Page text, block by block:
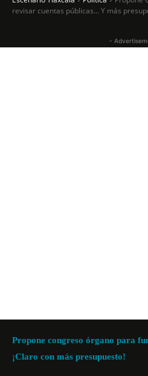
revisar cuentas públicas... Y más
-
Propone congreso órgano para
¡Claro con más presupuesto!